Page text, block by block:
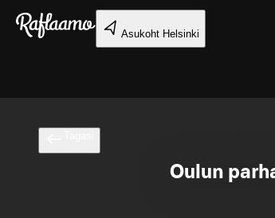
Liigu peamise sisu juurde
Asukoht Helsinki
Oulun